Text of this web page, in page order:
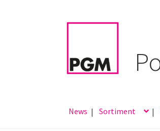
Zur
Zum
News Sortiment